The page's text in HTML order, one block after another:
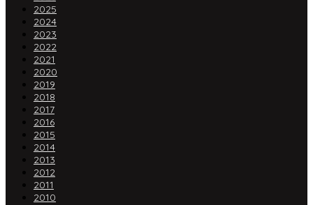
2025
2024
2023
2022
2021
2020
2019
2018
2017
2016
2015
2014
2013
2012
2011
2010